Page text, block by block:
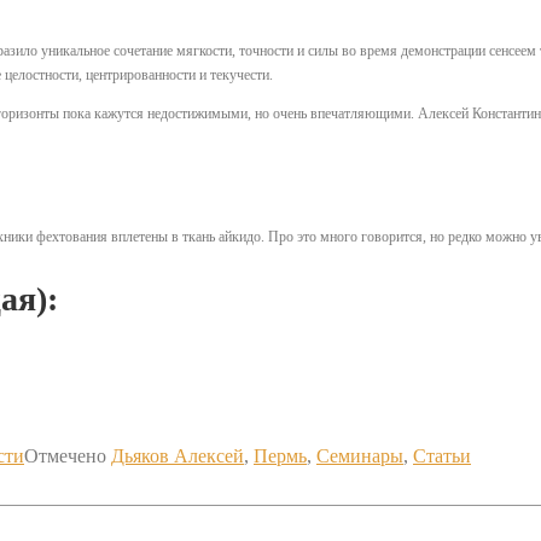
уникальное сочетание мягкости, точности и силы во время демонстрации
центрированности и текучести.
пока кажутся недостижимыми, но очень впечатляющими. Алексей
фехтования вплетены в ткань айкидо. Про это много говорится, но редко можно
Отмечено Дьяков Алексей, Пермь, Семинары, Статьи